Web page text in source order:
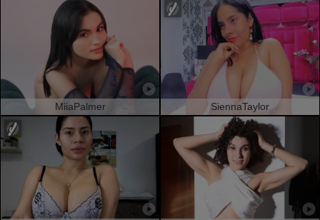
MiiaPalmer SiennaTaylor